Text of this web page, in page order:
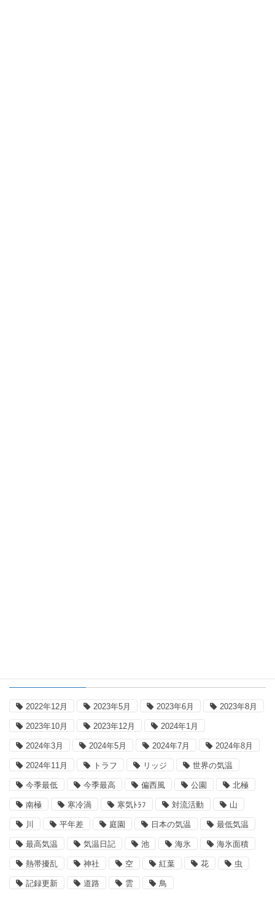
2022年12月 2023年5月 2023年6月 2023年8月
2023年10月 2023年12月 2024年1月
2024年3月 2024年5月 2024年7月 2024年8月
2024年11月 トラフ リッジ 世界の気温
今季最低 今季最高 偏西風 公園 北極
南極 寒冷渦 寒気ﾄﾗﾌ 対流活動 山
川 平年差 庭園 日本の気温 最低気温
最高気温 気温日記 池 海氷 海氷面積
熱帯擾乱 神社 空 紅葉 花 虫
記録更新 道路 雲 鳥